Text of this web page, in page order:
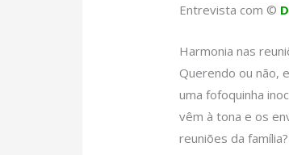
Entrevista com ©
Harmonia nas
Querendo ou não,
uma fofoquinha
vêm à tona e os
reuniões da família?